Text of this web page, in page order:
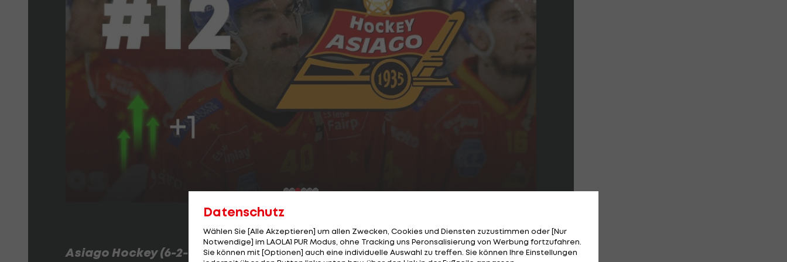
Asiago Hockey (6-2-6-17)
Datenschutz
Wählen Sie [Alle Akzeptieren] um allen Zwecken, Cookies und Diensten zuzustimmen oder [Nur
Notwendige] im LAOLA1 PUR Modus, ohne Tracking uns Peronsalisierung von Werbung fortzufahren.
Sie können mit [Optionen] auch eine individuelle Auswahl zu treffen. Sie können Ihre Einstellungen